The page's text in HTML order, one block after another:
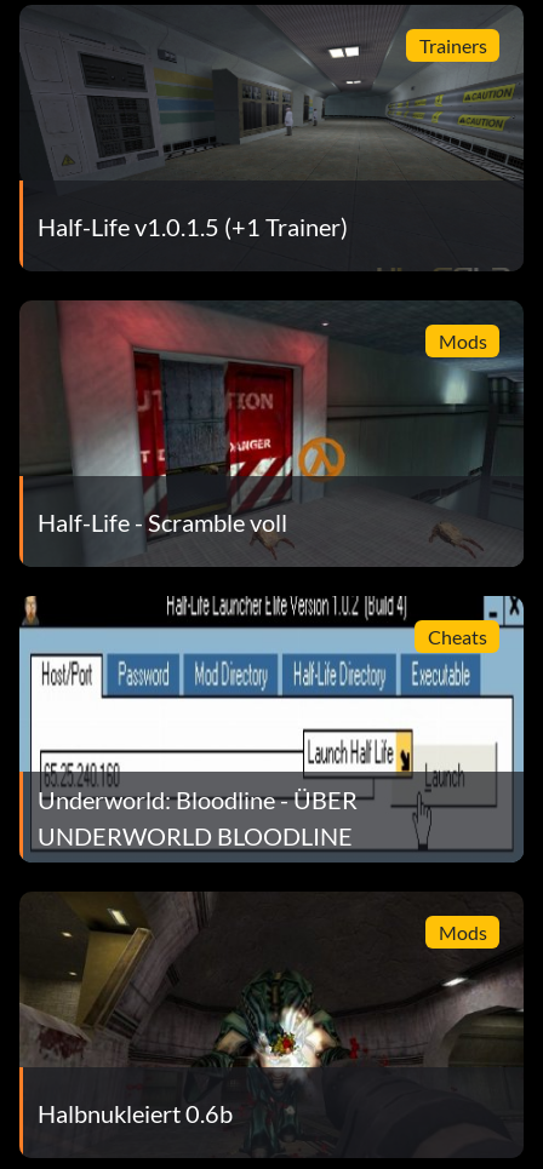
Trainers
Half-Life v1.0.1.5 (+1 Trainer)
Mods
Half-Life - Scramble voll
Cheats
Underworld: Bloodline - ÜBER
UNDERWORLD BLOODLINE
Mods
Halbnukleiert 0.6b